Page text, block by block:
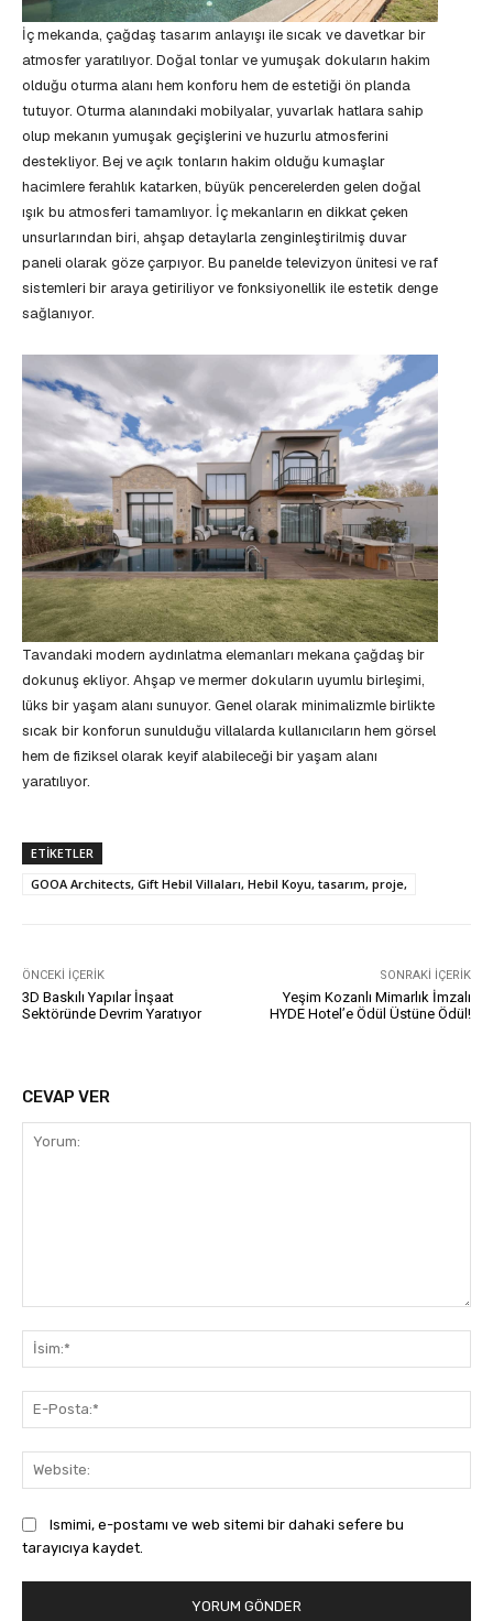
İç mekanda, çağdaş tasarım anlayışı ile sıcak ve davetkar bir
atmosfer yaratılıyor. Doğal tonlar ve yumuşak dokuların hakim
olduğu oturma alanı hem konforu hem de estetiği ön planda
tutuyor. Oturma alanındaki mobilyalar, yuvarlak hatlara sahip
olup mekanın yumuşak geçişlerini ve huzurlu atmosferini
destekliyor. Bej ve açık tonların hakim olduğu kumaşlar
hacimlere ferahlık katarken, büyük pencerelerden gelen doğal
ışık bu atmosferi tamamlıyor. İç mekanların en dikkat çeken
unsurlarından biri, ahşap detaylarla zenginleştirilmiş duvar
paneli olarak göze çarpıyor. Bu panelde televizyon ünitesi ve raf
sistemleri bir araya getiriliyor ve fonksiyonellik ile estetik denge
sağlanıyor.
Tavandaki modern aydınlatma elemanları mekana çağdaş bir
dokunuş ekliyor. Ahşap ve mermer dokuların uyumlu birleşimi,
lüks bir yaşam alanı sunuyor. Genel olarak minimalizmle birlikte
sıcak bir konforun sunulduğu villalarda kullanıcıların hem görsel
hem de fiziksel olarak keyif alabileceği bir yaşam alanı
yaratılıyor.
ETIKETLER
GOOA Architects, Gift Hebil Villaları, Hebil Koyu, tasarım, proje,
ÖNCEKI İÇERIK
3D Baskılı Yapılar İnşaat
Sektöründe Devrim Yaratıyor
SONRAKI İÇERIK
Yeşim Kozanlı Mimarlık İmzalı
HYDE Hotel’e Ödül Üstüne Ödül!
CEVAP VER
Ismimi, e-postamı ve web sitemi bir dahaki sefere bu
tarayıcıya kaydet.